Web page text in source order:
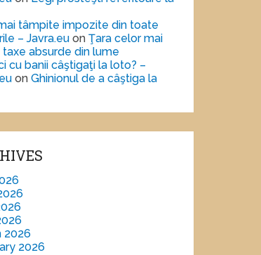
tâmpite impozite din toate
– Javra.eu onŢara celor mai
absurde din lume
cu banii câştigaţi la loto? –
onGhinionul de a câştiga la
2026
2026